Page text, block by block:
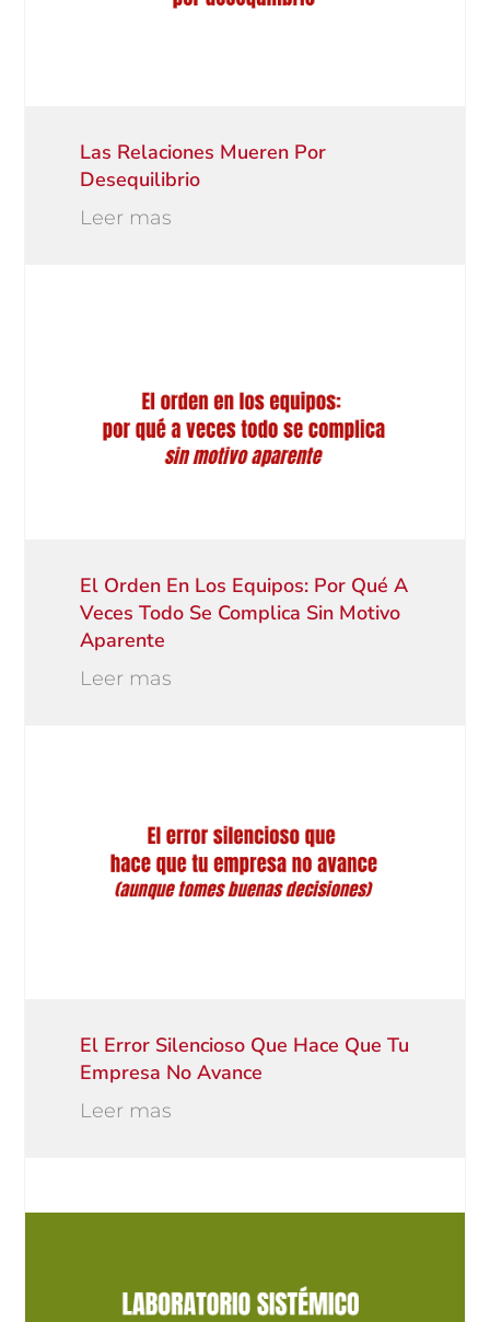
Las Relaciones Mueren Por
Desequilibrio
Leer mas
El Orden En Los Equipos: Por Qué A
Veces Todo Se Complica Sin Motivo
Aparente
Leer mas
El Error Silencioso Que Hace Que Tu
Empresa No Avance
Leer mas